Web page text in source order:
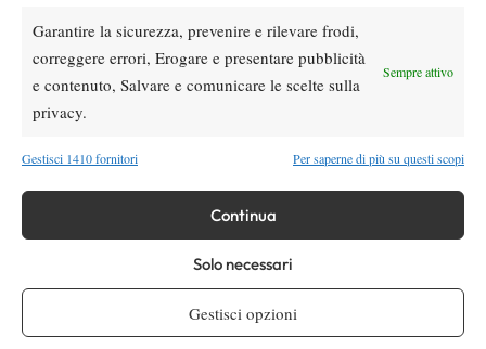
Garantire la sicurezza, prevenire e rilevare frodi,
correggere errori, Erogare e presentare pubblicità
e contenuto, Salvare e comunicare le scelte sulla
privacy.
Sempre attivo
Gestisci 1410 fornitori Per saperne di più su questi scopi
Continua
Solo necessari
Gestisci opzioni
Testata giornalisticaSpazio Tennisregistrata Aut-Trib Milano n°
10268 del 15/09/2025
Editore: VIBES MEDIA SRL
, P.iva 14250480960
HOME
ENTRY LIST